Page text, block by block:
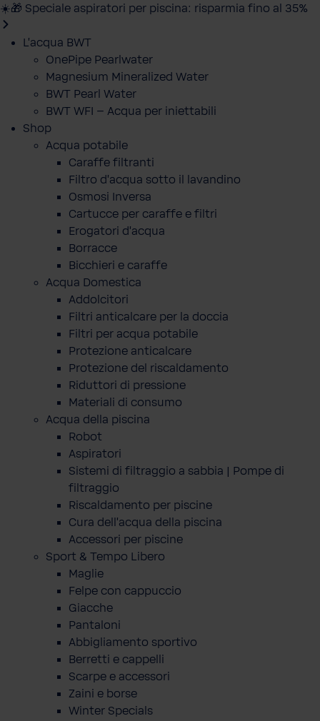
☀️🎁 Speciale aspiratori per piscina: risparmia fino al 35%
L'acqua BWT
OnePipe Pearlwater
Magnesium Mineralized Water
BWT Pearl Water
BWT WFI – Acqua per iniettabili
Shop
Acqua potabile
Caraffe filtranti
Filtro d'acqua sotto il lavandino
Osmosi Inversa
Cartucce per caraffe e filtri
Erogatori d'acqua
Borracce
Bicchieri e caraffe
Acqua Domestica
Addolcitori
Filtri anticalcare per la doccia
Filtri per acqua potabile
Protezione anticalcare
Protezione del riscaldamento
Riduttori di pressione
Materiali di consumo
Acqua della piscina
Robot
Aspiratori
Sistemi di filtraggio a sabbia | Pompe di
filtraggio
Riscaldamento per piscine
Cura dell'acqua della piscina
Accessori per piscine
Sport & Tempo Libero
Maglie
Felpe con cappuccio
Giacche
Pantaloni
Abbigliamento sportivo
Berretti e cappelli
Scarpe e accessori
Zaini e borse
Winter Specials